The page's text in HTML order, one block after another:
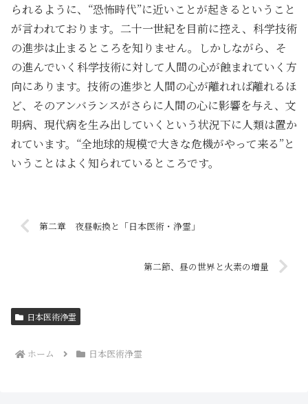
られるように、“恐怖時代”に近いことが起きるということ
が言われております。二十一世紀を目前に控え、科学技術
の進歩は止まるところを知りません。しかしながら、そ
の進んでいく科学技術に対して人間の心が蝕まれていく方
向にあります。技術の進歩と人間の心が離れれば離れるほ
ど、そのアンバランスがさらに人間の心に影響を与え、文
明病、現代病を生み出していくという状況下に人類は置か
れています。“全地球的規模で大きな危機がやって来る”と
いうことはよく知られているところです。
第二章 夜昼転換と「日本医術・浄霊」
第二節、昼の世界と火素の増量
日本医術浄霊
ホーム 日本医術浄霊